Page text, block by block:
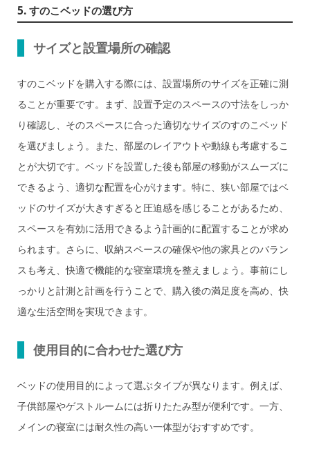
5. すのこベッドの選び方
サイズと設置場所の確認
すのこベッドを購入する際には、設置場所のサイズを正確に測
ることが重要です。まず、設置予定のスペースの寸法をしっか
り確認し、そのスペースに合った適切なサイズのすのこベッド
を選びましょう。また、部屋のレイアウトや動線も考慮するこ
とが大切です。ベッドを設置した後も部屋の移動がスムーズに
できるよう、適切な配置を心がけます。特に、狭い部屋ではベ
ッドのサイズが大きすぎると圧迫感を感じることがあるため、
スペースを有効に活用できるよう計画的に配置することが求め
られます。さらに、収納スペースの確保や他の家具とのバラン
スも考え、快適で機能的な寝室環境を整えましょう。事前にし
っかりと計測と計画を行うことで、購入後の満足度を高め、快
適な生活空間を実現できます。
使用目的に合わせた選び方
ベッドの使用目的によって選ぶタイプが異なります。例えば、
子供部屋やゲストルームには折りたたみ型が便利です。一方、
メインの寝室には耐久性の高い一体型がおすすめです。